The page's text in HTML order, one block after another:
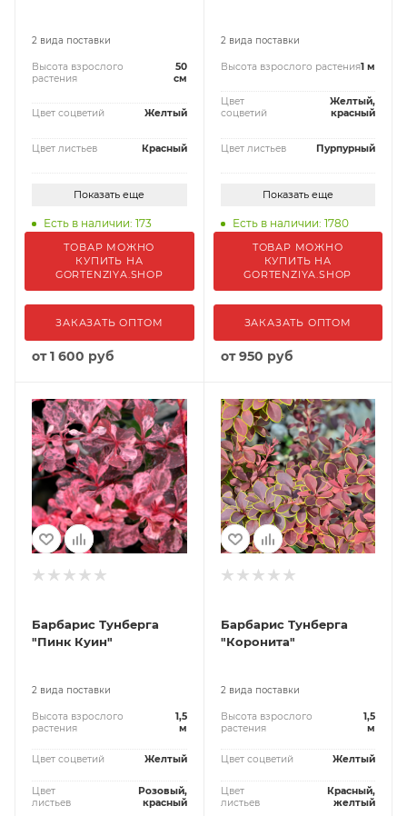
2 вида поставки
Высота взрослого
растения
50
см
Цвет соцветий Желтый
Цвет листьев Красный
Показать еще
Есть в наличии: 173
ТОВАР МОЖНО
КУПИТЬ НА
GORTENZIYA.SHOP
ЗАКАЗАТЬ ОПТОМ
от1 600 руб
2 вида поставки
Высота взрослого растения1 м
Цвет
соцветий
Желтый,
красный
Цвет листьев Пурпурный
Показать еще
Есть в наличии: 1780
ТОВАР МОЖНО
КУПИТЬ НА
GORTENZIYA.SHOP
ЗАКАЗАТЬ ОПТОМ
от950 руб
Барбарис Тунберга
"Пинк Куин"
2 вида поставки
Высота взрослого
растения
1,5
м
Цвет соцветий Желтый
Цвет
листьев
Розовый,
красный
Барбарис Тунберга
"Коронита"
2 вида поставки
Высота взрослого
растения
1,5
м
Цвет соцветий Желтый
Цвет
листьев
Красный,
желтый